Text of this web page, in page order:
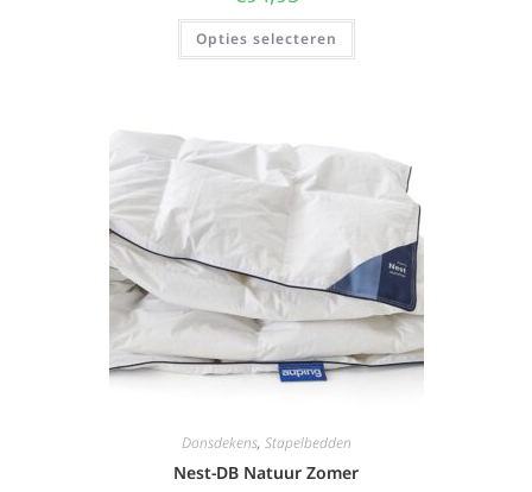
Opties selecteren
Donsdekens, Stapelbedden
Nest-DB Natuur Zomer